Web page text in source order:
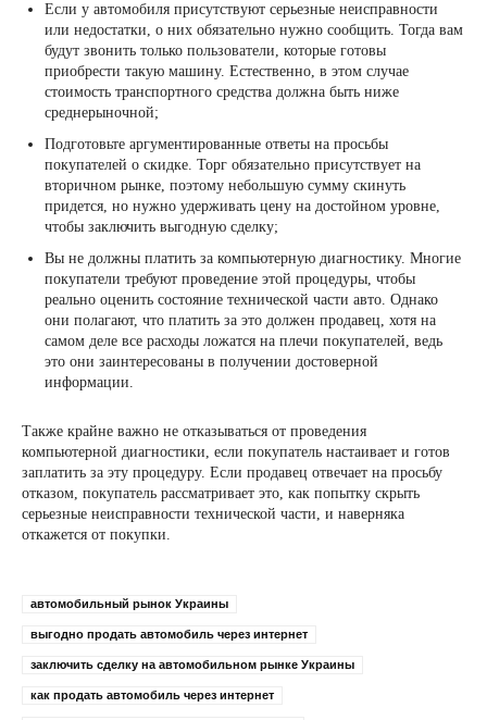
Если у автомобиля присутствуют серьезные неисправности
или недостатки, о них обязательно нужно сообщить. Тогда вам
будут звонить только пользователи, которые готовы
приобрести такую машину. Естественно, в этом случае
стоимость транспортного средства должна быть ниже
среднерыночной;
Подготовьте аргументированные ответы на просьбы
покупателей о скидке. Торг обязательно присутствует на
вторичном рынке, поэтому небольшую сумму скинуть
придется, но нужно удерживать цену на достойном уровне,
чтобы заключить выгодную сделку;
Вы не должны платить за компьютерную диагностику. Многие
покупатели требуют проведение этой процедуры, чтобы
реально оценить состояние технической части авто. Однако
они полагают, что платить за это должен продавец, хотя на
самом деле все расходы ложатся на плечи покупателей, ведь
это они заинтересованы в получении достоверной
информации.
Также крайне важно не отказываться от проведения
компьютерной диагностики, если покупатель настаивает и готов
заплатить за эту процедуру. Если продавец отвечает на просьбу
отказом, покупатель рассматривает это, как попытку скрыть
серьезные неисправности технической части, и наверняка
откажется от покупки.
автомобильный рынок Украины
выгодно продать автомобиль через интернет
заключить сделку на автомобильном рынке Украины
как продать автомобиль через интернет